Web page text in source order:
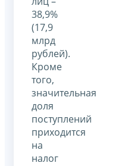
38,9%
(17,9
млрд
рублей).
Кроме
того,
значительная
доля
поступлений
приходится
на
налог